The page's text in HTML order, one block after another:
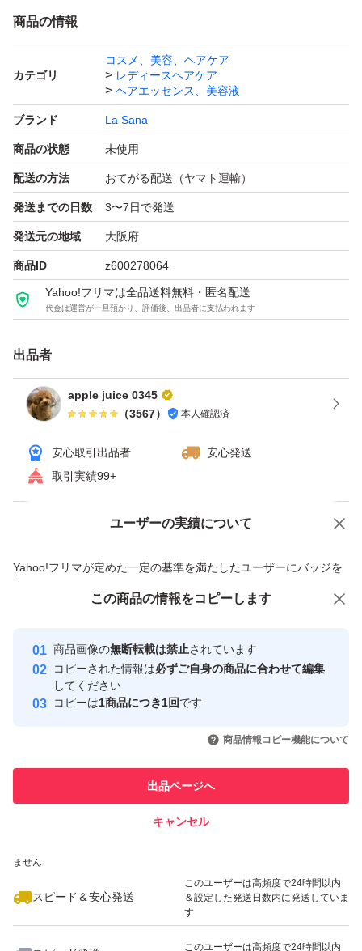
※配送中に起きた商品へのダメージや破損に関しましては
お値下げはできかねますので、交渉はお控えください。
商品の情報
カテゴリ
コスメ、美容、ヘアケア
レディースヘアケア
ヘアエッセンス、美容液
ブランド La Sana
商品の状態 未使用
配送の方法 おてがる配送（ヤマト運輸）
発送までの日数 3〜7日で発送
発送元の地域 大阪府
商品ID z600278064
Yahoo!フリマは全品送料無料・匿名配送
代金は運営が一旦預かり、評価後、出品者に支払われます
出品者
apple juice 0345
（3567） 本人確認済
安心取引出品者
安心発送
取引実績99+
ユーザーの実績について
Yahoo!フリマが定めた一定の基準を満たしたユーザーにバッジを
付与しています
安心取引出品者
心・安全なユーザーです
取引実績
引を完了させた実績があります
での取引実績があります
ません
スピード＆安心発送
このユーザーは高頻度で24時間以内
＆設定した発送日数内に発送していま
す
このユーザーは高頻度で24時間以内
価格の相談 商品への質問
この商品の情報をコピーします
商品画像の無断転載は禁止されています
コピーされた情報は必ずご自身の商品に合わせて編集
してください
コピーは1商品につき1回です
商品情報コピー機能について
出品ページへ
キャンセル
この商品をみている人にオススメ